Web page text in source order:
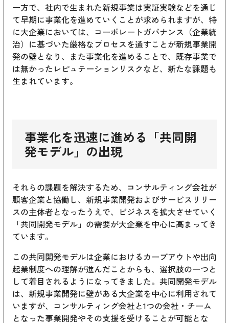
一方で、社内で生まれた新規事業は実証実験などを通じ
て早期に事業化を進めていくことが求められますが、特
に大企業においては、コーポレートガバナンス（企業統
治）に基づいた厳格なプロセスを通すことが新規事業開
発の壁となり、また事業化を進めることで、既存事業で
は無かったレピュテーションリスクなど、新たな課題も
生まれています。
事業化を迅速に進める「共同開
発モデル」の出現
それらの課題を解決するため、コンサルティング会社が
顧客企業と協働し、新規事業開発およびサービスリリー
スの主体者となったうえで、ビジネスを拡大させていく
「共同開発モデル」の需要が大企業を中心に高まってき
ています。
この共同開発モデルは企業におけるカーブアウトや出向
起業制度への理解が進んだことからも、選択肢の一つと
して着目されるようになってきました。共同開発モデル
は、新規事業開発に壁がある大企業を中心に利用されて
いますが、コンサルティング会社と1つの会社・チーム
となった事業開発やその支援を受けることが可能とな